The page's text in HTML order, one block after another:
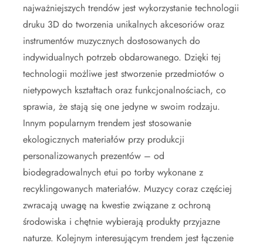
najważniejszych trendów jest wykorzystanie technologii
druku 3D do tworzenia unikalnych akcesoriów oraz
instrumentów muzycznych dostosowanych do
indywidualnych potrzeb obdarowanego. Dzięki tej
technologii możliwe jest stworzenie przedmiotów o
nietypowych kształtach oraz funkcjonalnościach, co
sprawia, że stają się one jedyne w swoim rodzaju.
Innym popularnym trendem jest stosowanie
ekologicznych materiałów przy produkcji
personalizowanych prezentów – od
biodegradowalnych etui po torby wykonane z
recyklingowanych materiałów. Muzycy coraz częściej
zwracają uwagę na kwestie związane z ochroną
środowiska i chętnie wybierają produkty przyjazne
naturze. Kolejnym interesującym trendem jest łączenie